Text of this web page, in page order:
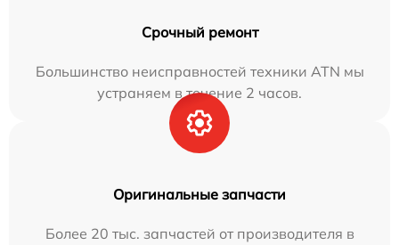
Срочный ремонт
Большинство неисправностей техники ATN мы
устраняем в течение 2 часов.
Оригинальные запчасти
Более 20 тыс. запчастей от производителя в